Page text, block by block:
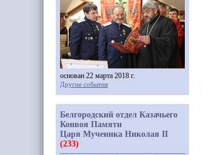
основан 22 марта 2018 г.
Другие события
Белгородский отдел Казачьего
Конвоя Памяти
Царя Мученика Николая II
(233)